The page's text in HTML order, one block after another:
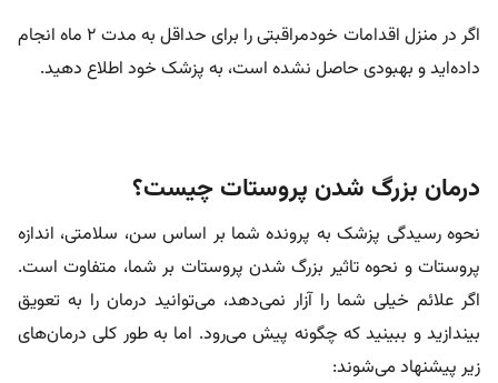
اگر در منزل اقدامات خودمراقبتی را برای حداقل به مدت 2 ماه انجام
داده‌اید و بهبودی حاصل نشده است، به پزشک خود اطلاع دهید.
درمان بزرگ شدن پروستات چیست؟
نحوه رسیدگی پزشک به پرونده شما بر اساس سن، سلامتی، اندازه
پروستات و نحوه تاثیر بزرگ شدن پروستات بر شما، متفاوت است.
اگر علائم خیلی شما را آزار نمی‌دهد، می‌توانید درمان را به تعویق
بیندازید و ببینید که چگونه پیش می‌رود. اما به طور کلی درمان‌های
زیر پیشنهاد می‌شوند: